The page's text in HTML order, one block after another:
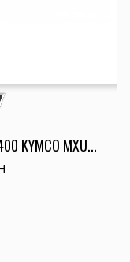
KYMCO MXU...